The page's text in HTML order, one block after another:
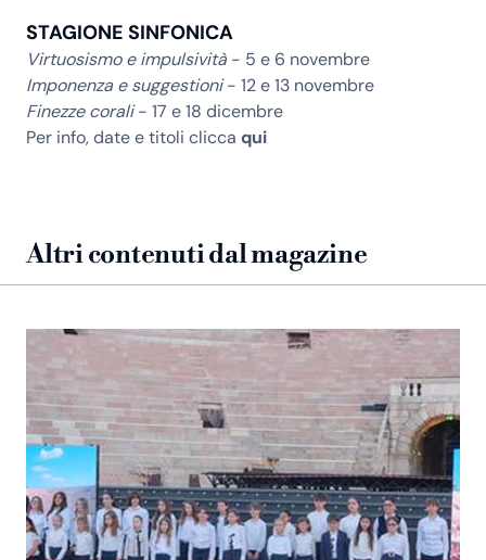
STAGIONE SINFONICA
Virtuosismo e impulsività - 5 e 6 novembre
Imponenza e suggestioni- 12 e 13 novembre
Finezze corali- 17 e 18 dicembre
Per info, date e titoli clicca qui
Altri contenuti dal magazine